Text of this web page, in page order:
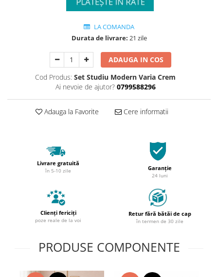
LA COMANDA
Durata de livrare: 21 zile
ADAUGA IN COS
Cod Produs: Set Studiu Modern Varia Crem
Ai nevoie de ajutor? 0799588296
Adauga la Favorite Cere informatii
Livrare gratuită
în 5-10 zile Garanție
24 luni
Clienți fericiți
poze reale de la voi
Retur fără bătăi de cap
în termen de 30 zile
PRODUSE COMPONENTE